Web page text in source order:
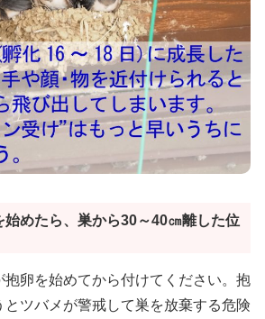
始めたら、巣から30～40㎝離した位
抱卵を始めてから付けてください。抱
とツバメが警戒して巣を放棄する危険